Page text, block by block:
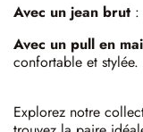
Avec un jean brut :
Avec un pull en
confortable et stylée.
Explorez notre